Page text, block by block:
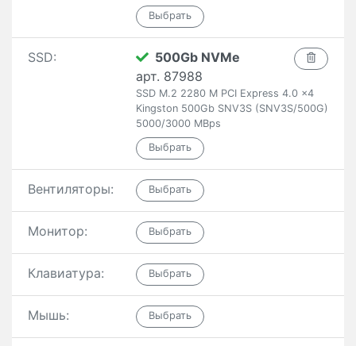
SSD:
500Gb NVMe
арт. 87988
SSD M.2 2280 M PCI Express 4.0 x4
Kingston 500Gb SNV3S (SNV3S/500G)
5000/3000 MBps
Вентиляторы:
Монитор:
Клавиатура:
Мышь: